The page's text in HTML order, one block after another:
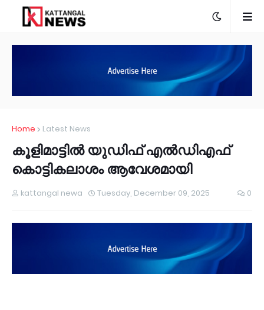
Home Latest News
കൂളിമാട്ടിൽ യുഡിഫ് എൽഡിഎഫ്
കൊട്ടികലാശം ആവേശമായി
kattangal newa Tuesday, December 09, 2025 0